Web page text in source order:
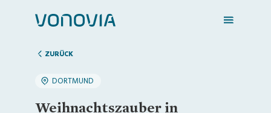
Zuhause finden
ZURÜCK
DORTMUND
Weihnachtszauber in